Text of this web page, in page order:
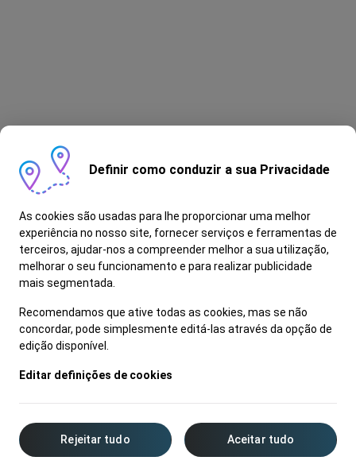
Definir como conduzir a sua Privacidade
As cookies são usadas para lhe proporcionar uma melhor
experiência no nosso site, fornecer serviços e ferramentas de
terceiros, ajudar-nos a compreender melhor a sua utilização,
melhorar o seu funcionamento e para realizar publicidade
mais segmentada.
Recomendamos que ative todas as cookies, mas se não
concordar, pode simplesmente editá-las através da opção de
edição disponível.
Editar definições de cookies
Rejeitar tudo Aceitar tudo